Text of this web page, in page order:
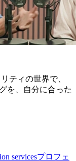
ティの世界で、
を、自分に合った
servicesプロフェ